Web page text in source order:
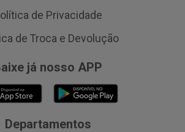
de Privacidade
de Troca e Devolução
já nosso APP
Departamentos